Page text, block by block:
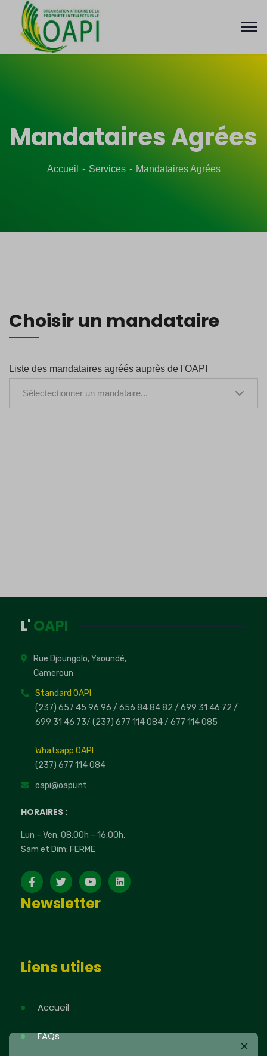
Mandataires Agrées
Accueil Services Mandataires Agrées
Choisir un mandataire
Liste des mandataires agréés auprès de l'OAPI
Sélectectionner un mandataire...
L' OAPI
Rue Djoungolo, Yaoundé,
Cameroun
Standard OAPI
(237) 657 45 96 96 / 656 84 84 82 / 699 31 46 72 /
699 31 46 73/ (237) 677 114 084 / 677 114 085
Whatsapp OAPI
(237) 677 114 084
oapi@oapi.int
HORAIRES :
Lun – Ven: 08:00h – 16:00h,
Sam et Dim: FERME
Newsletter
Liens utiles
Accueil
FAQs